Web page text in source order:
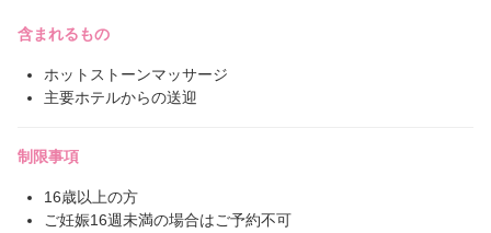
含まれるもの
ホットストーンマッサージ
主要ホテルからの送迎
制限事項
16歳以上の方
ご妊娠16週未満の場合はご予約不可